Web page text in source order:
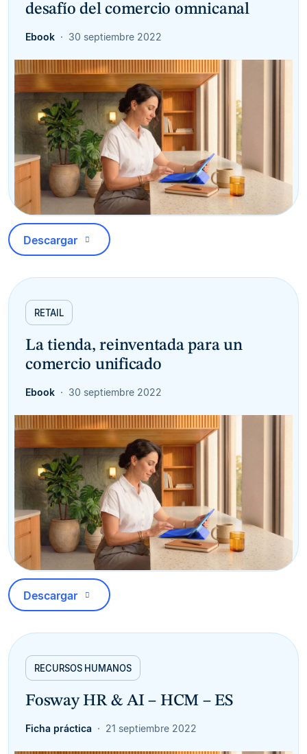
desafío del comercio omnicanal
Ebook 30 septiembre 2022
Descargar
RETAIL
La tienda, reinventada para un
comercio unificado
Ebook 30 septiembre 2022
Descargar
RECURSOS HUMANOS
Fosway HR & AI – HCM – ES
Ficha práctica 21 septiembre 2022